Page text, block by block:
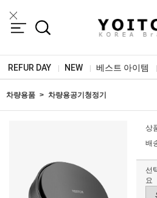
REFUR DAY NEW 베스트 아이템
차량용품 차량용공기청정기
상
배
선
요